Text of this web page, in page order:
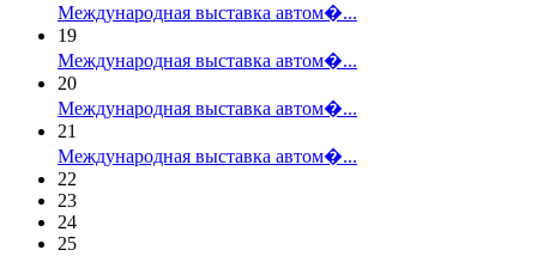
Международная выставка автом�...
19
Международная выставка автом�...
20
Международная выставка автом�...
21
Международная выставка автом�...
22
23
24
25